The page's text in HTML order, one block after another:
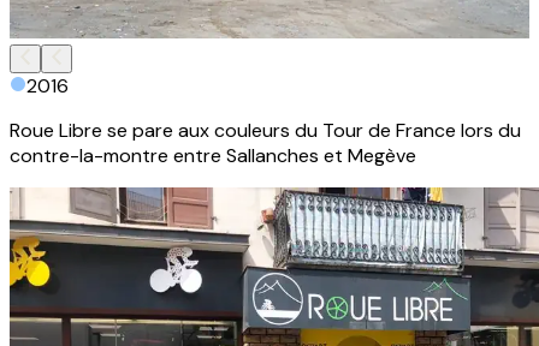
2016
Roue Libre se pare aux couleurs du Tour de France lors du
contre-la-montre entre Sallanches et Megève